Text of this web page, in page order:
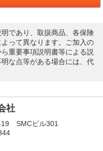
であり、取扱商品、各保険
って異なります。ご加入の
重要事項説明書等による説
な点等がある場合には、代
社
19 SMCビル301